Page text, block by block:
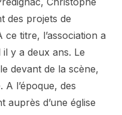
des projets de
titre, l’association a
y a deux ans. Le
devant de la scène,
A l’époque, des
auprès d’une église